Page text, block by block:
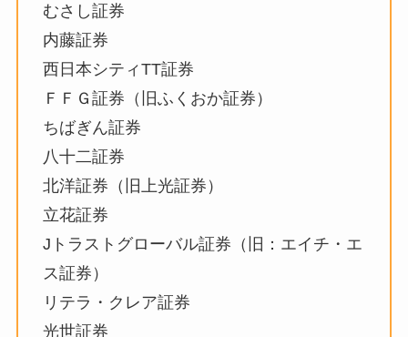
むさし証券
内藤証券
西日本シティTT証券
ＦＦＧ証券（旧ふくおか証券）
ちばぎん証券
八十二証券
北洋証券（旧上光証券）
立花証券
Jトラストグローバル証券（旧：エイチ・エ
ス証券）
リテラ・クレア証券
光世証券